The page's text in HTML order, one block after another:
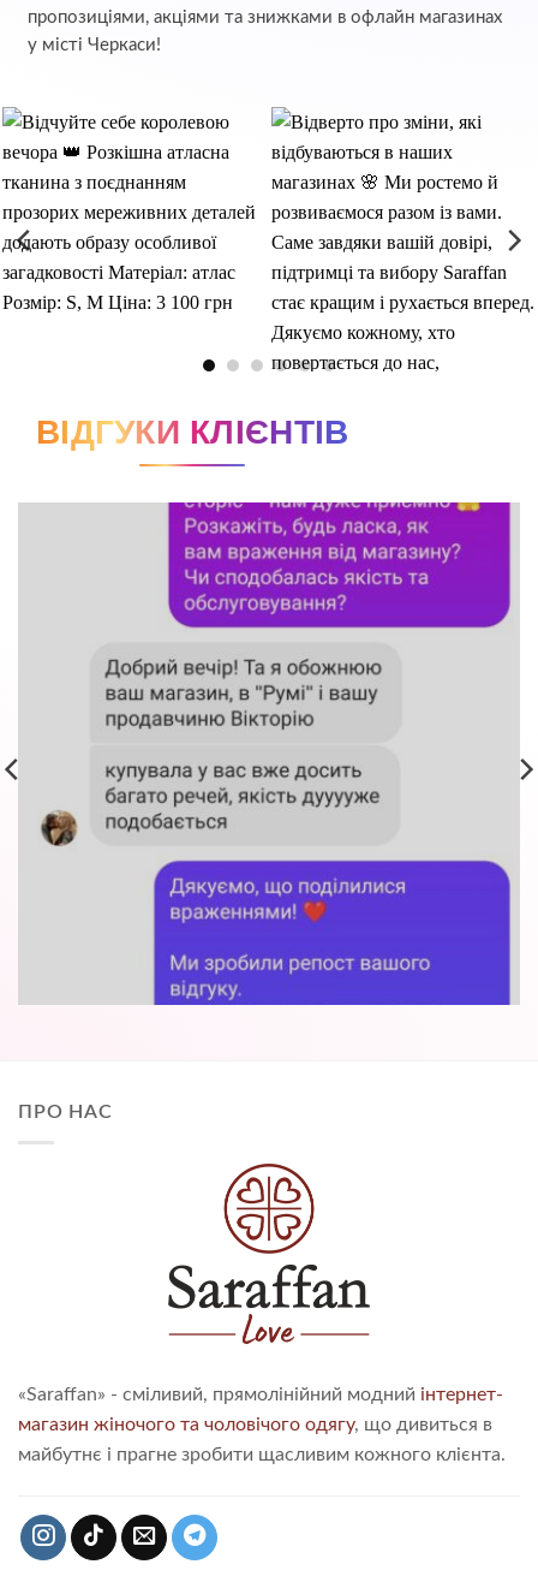
пропозиціями, акціями та знижками в офлайн магазинах
у місті Черкаси!
ВІДГУКИ КЛІЄНТІВ
ПРО НАС
«Saraffan» - сміливий, прямолінійний модний інтернет-
магазин жіночого та чоловічого одягу, що дивиться в
майбутнє і прагне зробити щасливим кожного клієнта.